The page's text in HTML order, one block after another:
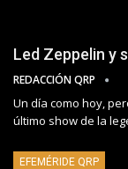
Led Zeppelin y
REDACCIÓN QRP
Un día como hoy,
último show de la
EFEMÉRIDE QRP